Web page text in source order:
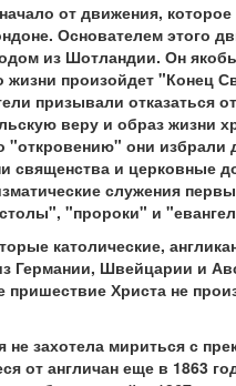
от движения,
Основателем этого
из Шотландии. Он
произойдет "Конец
призывали отказаться
веру и образ жизни
"откровению" они
священства и
служения
"пророки" и
католические,
Германии, Швейцарии и
пришествие Христа не
не захотела мириться с
от англичан еще в 1863